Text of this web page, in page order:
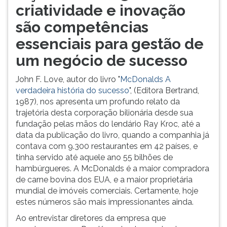
criatividade e inovação
são competências
essenciais para gestão de
um negócio de sucesso
John F. Love, autor do livro "McDonalds A
verdadeira história do sucesso", (Editora Bertrand,
1987), nos apresenta um profundo relato da
trajetória desta corporação bilionária desde sua
fundação pelas mãos do lendário Ray Kroc, até a
data da publicação do livro, quando a companhia já
contava com 9.300 restaurantes em 42 países, e
tinha servido até aquele ano 55 bilhões de
hambúrgueres. A McDonalds é a maior compradora
de carne bovina dos EUA, e a maior proprietária
mundial de imóveis comerciais. Certamente, hoje
estes números são mais impressionantes ainda.
Ao entrevistar diretores da empresa que